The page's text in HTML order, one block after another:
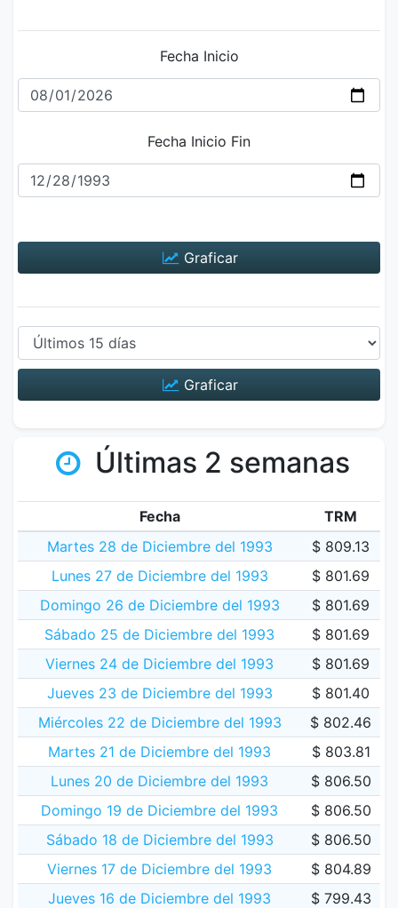
Fecha Inicio
Fecha Inicio Fin
Graficar
Graficar
Últimas 2 semanas
Fecha
TRM
Martes 28 de Diciembre del 1993
$ 809.13
Lunes 27 de Diciembre del 1993
$ 801.69
Domingo 26 de Diciembre del 1993
$ 801.69
Sábado 25 de Diciembre del 1993
$ 801.69
Viernes 24 de Diciembre del 1993
$ 801.69
Jueves 23 de Diciembre del 1993
$ 801.40
Miércoles 22 de Diciembre del 1993
$ 802.46
Martes 21 de Diciembre del 1993
$ 803.81
Lunes 20 de Diciembre del 1993
$ 806.50
Domingo 19 de Diciembre del 1993
$ 806.50
Sábado 18 de Diciembre del 1993
$ 806.50
Viernes 17 de Diciembre del 1993
$ 804.89
Jueves 16 de Diciembre del 1993
$ 799.43